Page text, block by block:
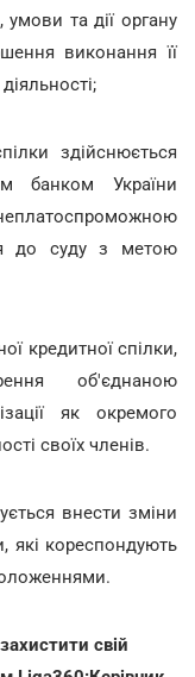
умови та дії органу
виконання її
здійснюється
банком України
до суду з метою
кредитної спілки,
об'єднаною
як окремого
своїх членів.
внести зміни
які кореспондують
свій